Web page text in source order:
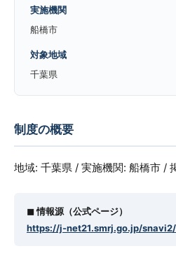
実施機関
船橋市
対象地域
千葉県
制度の概要
地域: 千葉県 / 実施機関: 船橋市 /
◼︎ 情報源（公式ページ）
https://j-net21.smrj.go.jp/